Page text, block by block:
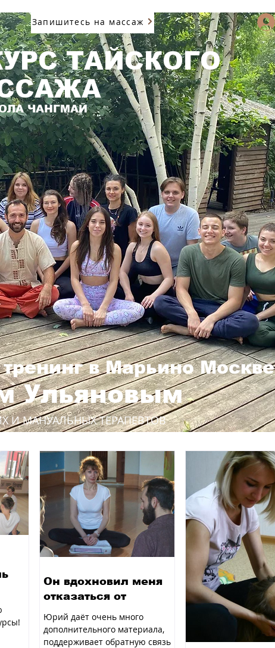
Запишитесь на массаж
ТАЙСКОГО
ЧАНГМАЙ
в Марьино Москве
Ульяновым
И МАНУАЛЬНЫХ ТЕРАПЕВТОВ
Он вдохновил меня
отказаться от
Юрий даёт очень много
дополнительного материала,
поддерживает обратную связь